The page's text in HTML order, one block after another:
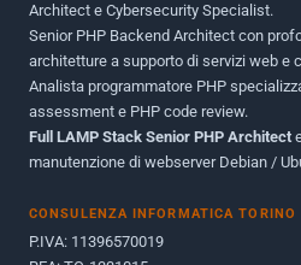
Architect e Cybersecurity Specialist.
Senior PHP Backend Architect con
architetture a supporto di servizi web e
Analista programmatore PHP
assessment e PHP code review.
Full LAMP Stack Senior PHP Architect
manutenzione di webserver Debian /
CONSULENZA INFORMATICA TORINO
P.IVA: 11396570019